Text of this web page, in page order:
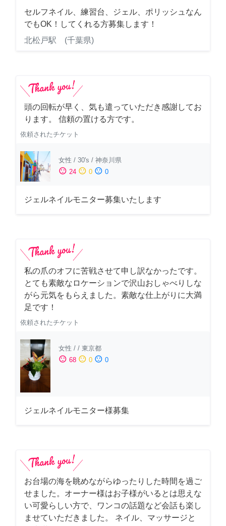
セルフネイル、練習台、ジェル、ポリッシュなん
でもOK！してくれる方募集します！
北松戸駅 (千葉県)
頭の回転が早く、気も遣っていただき感謝してお
ります。 信頼の置ける方です。
依頼されたチケット
女性 / 30's / 神奈川県
sentiment_satisfied 24 sentiment_neutral 0 sentiment_dissatisfied 0
ジェルネイルモニター募集いたします
私の爪のオフに苦戦させて申し訳なかったです。
とても素敵なロケーションで沢山おしゃべりしな
がら元気をもらえました。素敵な仕上がりに大満
足です！
依頼されたチケット
女性 / / 東京都
sentiment_satisfied 68 sentiment_neutral 0 sentiment_dissatisfied 0
ジェルネイルモニター様募集
お台場の海を眺めながらゆったりした時間を過ご
せました。オーナー様はお子様がいるとは思えな
い可愛らしい方で、ワンコの話題など会話も楽し
ませていただきました。 ネイル、マッサージと